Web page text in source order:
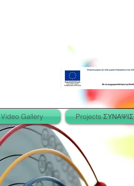
Video Gallery Projects ΣΥΝΑΨΙΣ